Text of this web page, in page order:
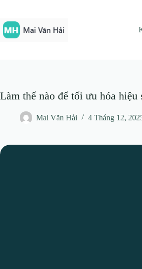
phần
nội
dung
Làm thế nào để tối ưu hóa
Mai Văn Hải 4 Tháng 12,